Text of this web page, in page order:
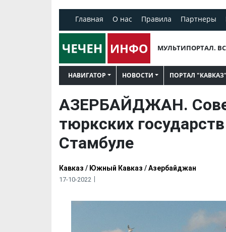
Главная О нас Правила Партнеры
МУЛЬТИПОРТАЛ.
НАВИГАТОР НОВОСТИ ПОРТАЛ "КАВКАЗ"
АЗЕРБАЙДЖАН.
тюркских
Стамбуле
Кавказ / Южный Кавказ /Азербайджан
17-10-2022